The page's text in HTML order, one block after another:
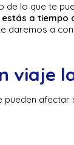
de lo que te
estás a tiempo
daremos a
viaje
pueden afectar